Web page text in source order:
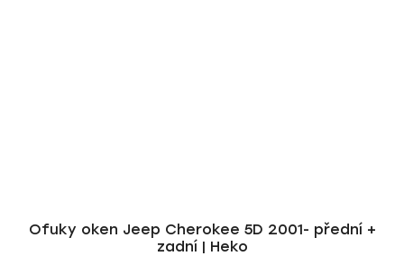
Ofuky oken Jeep Cherokee 5D 2001- přední +
zadní | Heko